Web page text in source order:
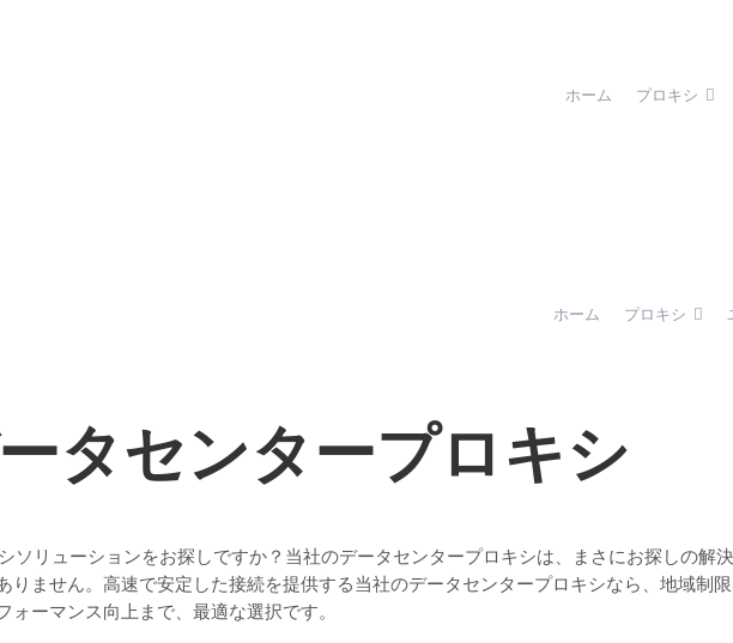
ホーム プロキシ
ホーム プロキシ
タセンタープロキシ
リューションをお探しですか？当社のデータセンタープロキシは、まさにお探しの解
りません。高速で安定した接続を提供する当社のデータセンタープロキシなら、地域制
ーマンス向上まで、最適な選択です。